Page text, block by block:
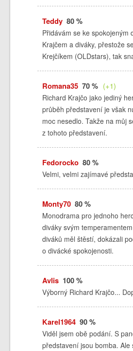
Teddy80 %
Přidávám se ke spokojeným
Krajčem a diváky, přestože
Krejčíkem (OLDstars), tak
Romana3570 % (+1)
Richard Krajčo jako jediný
průběh představení je však
moc nesedlo. Takže na můj
z tohoto představení.
Fedorocko80 %
Velmi, velmi zajímavé
Monty7080 %
Monodrama pro jednoho
diváky svým
diváků měl štěstí, dokázali
o divácké spokojenosti.
Avlis100 %
Výborný Richard Krajčo...
Karel196490 %
Viděl jsem obě podání. S
představení jsou bomba.